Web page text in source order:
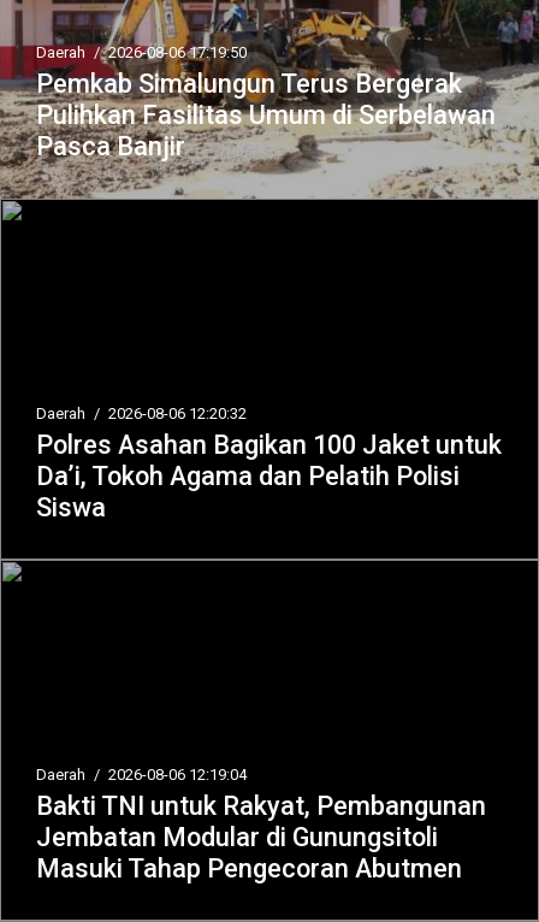
Daerah / 2026-08-06 17:19:50
Pemkab Simalungun Terus Bergerak
Pulihkan Fasilitas Umum di Serbelawan
Pasca Banjir
Daerah / 2026-08-06 12:20:32
Polres Asahan Bagikan 100 Jaket untuk
Da’i, Tokoh Agama dan Pelatih Polisi
Siswa
Daerah / 2026-08-06 12:19:04
Bakti TNI untuk Rakyat, Pembangunan
Jembatan Modular di Gunungsitoli
Masuki Tahap Pengecoran Abutmen